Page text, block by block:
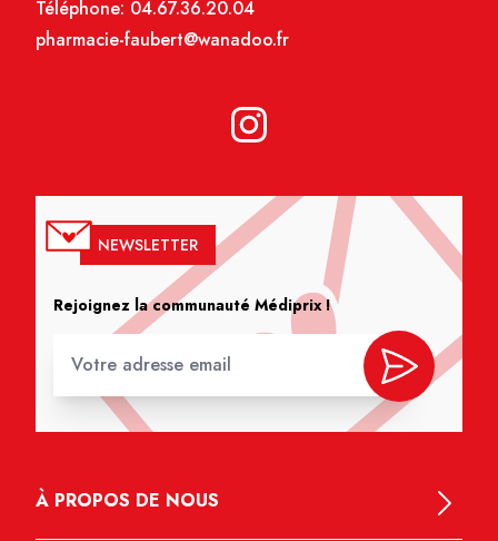
Téléphone: 04.67.36.20.04
pharmacie-faubert@wanadoo.fr
NEWSLETTER
Rejoignez la communauté Médiprix !
À PROPOS DE NOUS